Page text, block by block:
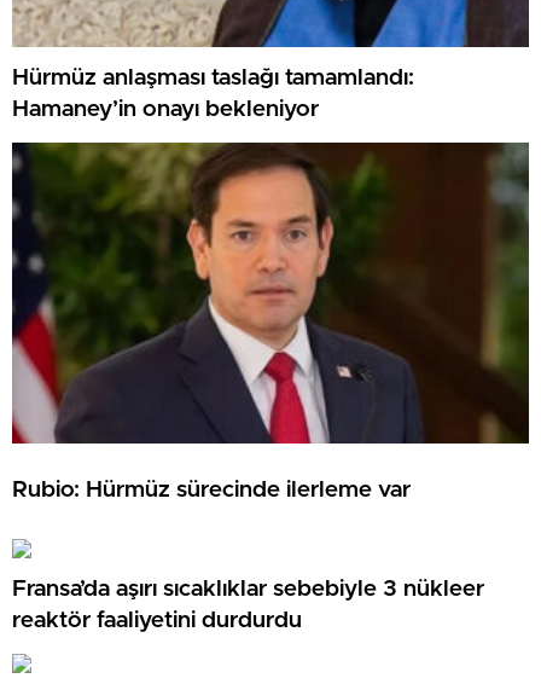
Hürmüz anlaşması taslağı tamamlandı:
Hamaney’in onayı bekleniyor
Rubio: Hürmüz sürecinde ilerleme var
Fransa’da aşırı sıcaklıklar sebebiyle 3 nükleer
reaktör faaliyetini durdurdu